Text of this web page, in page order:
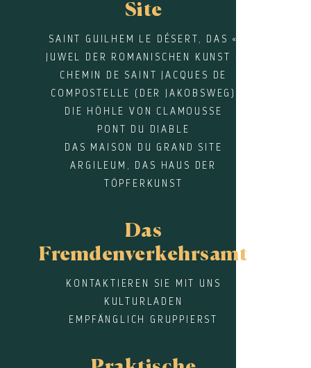
Site
SAINT GUILHEM LE DÉSERT, DAS «
JUWEL DER ROMANISCHEN KUNST »
CHEMIN DE SAINT JACQUES DE
COMPOSTELLE (DER JAKOBSWEG)
DIE HÖHLE VON CLAMOUSSE
PONT DU DIABLE
DAS MAISON DU GRAND SITE
ARGILEUM, DAS HAUS DER
TÖPFERKUNST
Das
Fremdenverkehrsamt
KONTAKTIEREN SIE MIT UNS
KULTURLADEN
EMPFÄNGLICH GRUPPIERST